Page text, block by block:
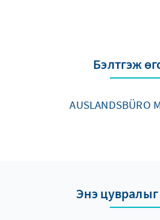
Бэлтгэж
AUSLANDSBÜRO
Энэ цувралыг